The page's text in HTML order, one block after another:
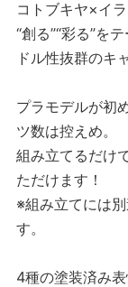
コトブキヤ×イ
“創る”“彩る”を
ドル性抜群のキ
プラモデルが初
ツ数は控えめ。
組み立てるだけ
ただけます！
※組み立てには
す。
4種の塗装済み